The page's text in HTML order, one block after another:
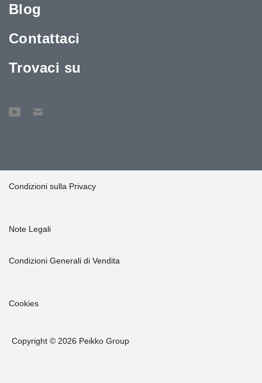
Blog
Contattaci
Trovaci su
Condizioni sulla Privacy
Note Legali
Condizioni Generali di Vendita
Cookies
Copyright © 2026 Peikko Group